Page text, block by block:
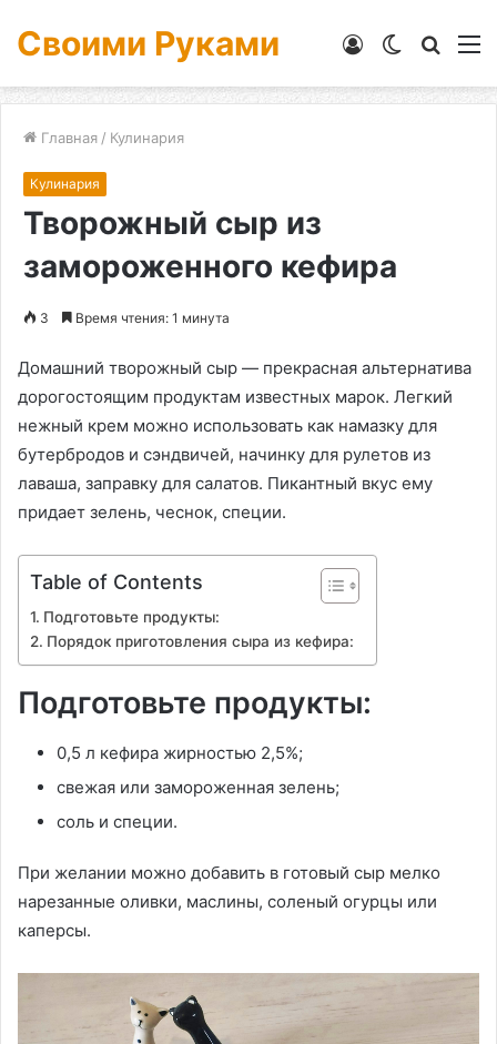
Своими Руками
Switch
Войти
Главная / Кулинария
Кулинария
Творожный сыр из
замороженного кефира
3 Время чтения: 1 минута
Домашний творожный сыр — прекрасная альтернатива
дорогостоящим продуктам известных марок. Легкий
нежный крем можно использовать как намазку для
бутербродов и сэндвичей, начинку для рулетов из
лаваша, заправку для салатов. Пикантный вкус ему
придает зелень, чеснок, специи.
Table of Contents
Подготовьте продукты:
Порядок приготовления сыра из кефира:
Подготовьте продукты:
0,5 л кефира жирностью 2,5%;
свежая или замороженная зелень;
соль и специи.
При желании можно добавить в готовый сыр мелко
нарезанные оливки, маслины, соленый огурцы или
каперсы.